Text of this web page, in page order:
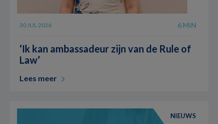
30 JUL 2026 6 MIN
‘Ik kan ambassadeur zijn van de Rule of
Law’
Lees meer
NIEUWS